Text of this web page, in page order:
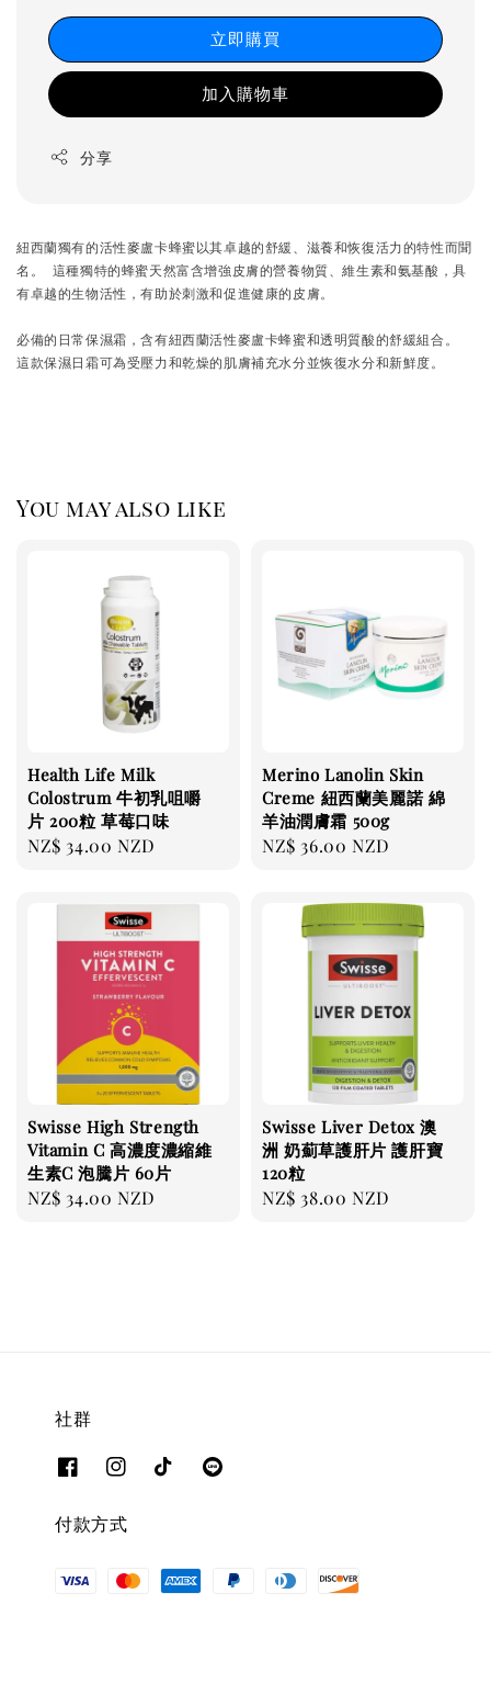
立即購買
加入購物車
分享
紐西蘭獨有的活性麥盧卡蜂蜜以其卓越的舒緩、滋養和恢復活力的特性而聞
名。 這種獨特的蜂蜜天然富含增強皮膚的營養物質、維生素和氨基酸，具
有卓越的生物活性，有助於刺激和促進健康的皮膚。
必備的日常保濕霜，含有紐西蘭活性麥盧卡蜂蜜和透明質酸的舒緩組合。
這款保濕日霜可為受壓力和乾燥的肌膚補充水分並恢復水分和新鮮度。
You may also like
Health Life Milk
Colostrum 牛初乳咀嚼
片 200粒 草莓口味
Regular
NZ$ 34.00 NZD
Merino Lanolin Skin
Creme 紐西蘭美麗諾 綿
羊油潤膚霜 500g
Regular
NZ$ 36.00 NZD
Swisse High Strength
Vitamin C 高濃度濃縮維
生素C 泡騰片 60片
Regular
NZ$ 34.00 NZD
Swisse Liver Detox 澳
洲 奶薊草護肝片 護肝寶
120粒
Regular
NZ$ 38.00 NZD
社群
付款方式